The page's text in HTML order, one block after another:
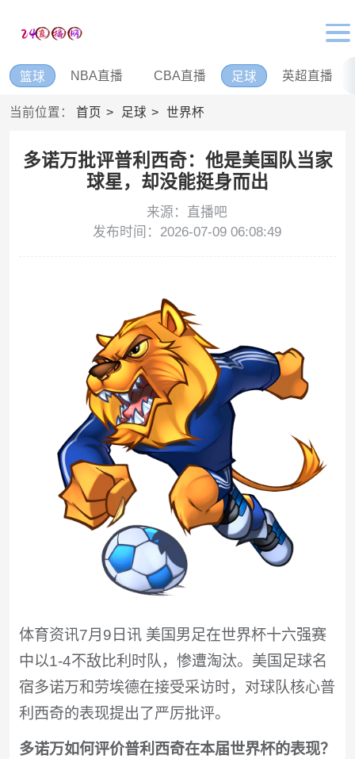
篮球 NBA直播 CBA直播 足球 英超直播
当前位置： 首页 足球 世界杯
多诺万批评普利西奇：他是美国队当家
球星，却没能挺身而出
来源：直播吧
发布时间：2026-07-09 06:08:49
体育资讯7月9日讯 美国男足在世界杯十六强赛
中以1-4不敌比利时队，惨遭淘汰。美国足球名
宿多诺万和劳埃德在接受采访时，对球队核心普
利西奇的表现提出了严厉批评。
多诺万如何评价普利西奇在本届世界杯的表现？